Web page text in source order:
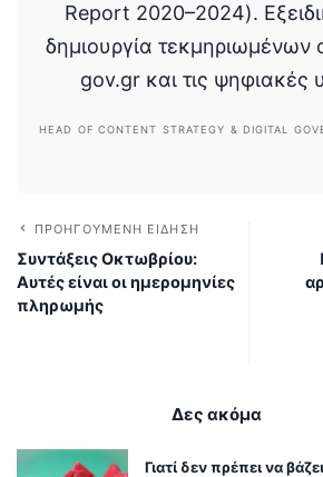
Report 2020–2024).
δημιουργία τεκμηριωμένων
gov.gr και τις ψηφιακές
HEAD OF CONTENT STRATEGY & DIGITAL
ΠΡΟΗΓΟΎΜΕΝΗ ΕΊΔΗΣΗ
Συντάξεις Οκτωβρίου:
Αυτές είναι οι ημερομηνίες
πληρωμής
Δες ακόμα
Γιατί δεν πρέπει να